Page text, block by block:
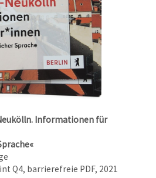
Informationen für
Q4, barrierefreie PDF, 2021